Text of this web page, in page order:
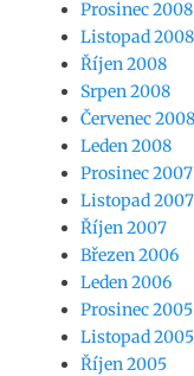
Prosinec 2008
Listopad 2008
Říjen 2008
Srpen 2008
Červenec 2008
Leden 2008
Prosinec 2007
Listopad 2007
Říjen 2007
Březen 2006
Leden 2006
Prosinec 2005
Listopad 2005
Říjen 2005